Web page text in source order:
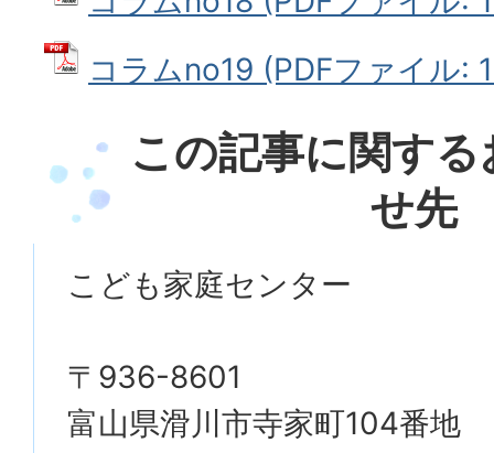
コラムno19 (PDFファイル:
この記事に関す
せ先
こども家庭センター
〒936-8601
富山県滑川市寺家町104番地